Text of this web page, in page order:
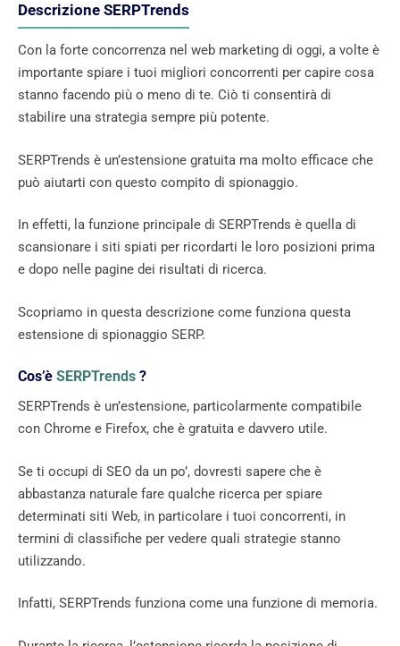
Descrizione SERPTrends
Con la forte concorrenza nel web marketing di oggi, a volte è
importante spiare i tuoi migliori concorrenti per capire cosa
stanno facendo più o meno di te. Ciò ti consentirà di
stabilire una strategia sempre più potente.
SERPTrends è un’estensione gratuita ma molto efficace che
può aiutarti con questo compito di spionaggio.
In effetti, la funzione principale di SERPTrends è quella di
scansionare i siti spiati per ricordarti le loro posizioni prima
e dopo nelle pagine dei risultati di ricerca.
Scopriamo in questa descrizione come funziona questa
estensione di spionaggio SERP.
Cos’è SERPTrends ?
SERPTrends è un’estensione, particolarmente compatibile
con Chrome e Firefox, che è gratuita e davvero utile.
Se ti occupi di SEO da un po’, dovresti sapere che è
abbastanza naturale fare qualche ricerca per spiare
determinati siti Web, in particolare i tuoi concorrenti, in
termini di classifiche per vedere quali strategie stanno
utilizzando.
Infatti, SERPTrends funziona come una funzione di memoria.